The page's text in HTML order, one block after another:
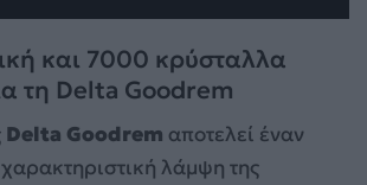
και 7000 κρύσταλλα
τη Delta Goodrem
Delta Goodrem αποτελεί έναν
λάμψη της